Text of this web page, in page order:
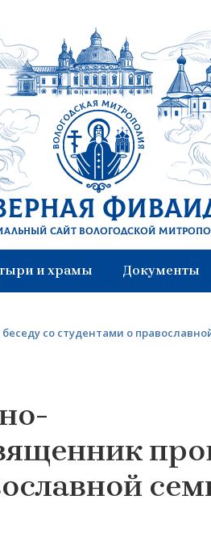
сайт Вологодской
и храмы Документы
со студентами о